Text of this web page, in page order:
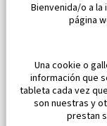
Dormitorios:1
112 000 €
Bienvenida/o a
página
Una cookie o
información que
tableta cada vez
son nuestras y
prestan